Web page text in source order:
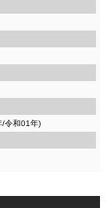
/令和01年)